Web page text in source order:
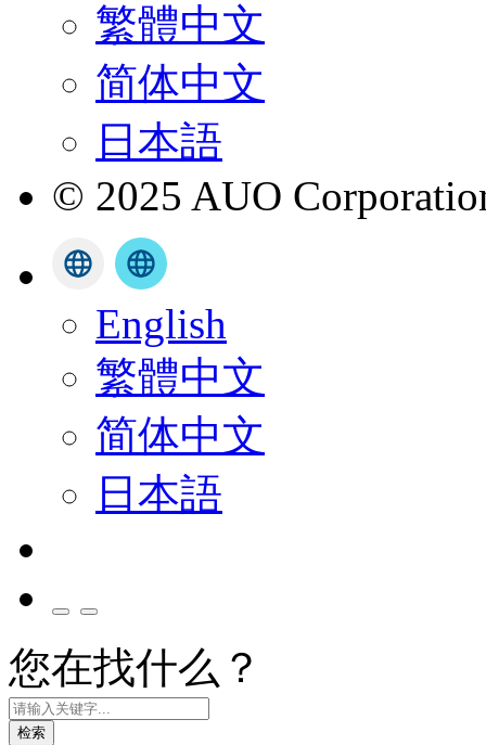
繁體中文
简体中文
日本語
© 2025 AUO
English
繁體中文
简体中文
日本語
您在找什么？
检索